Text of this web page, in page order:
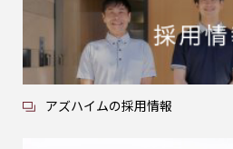
アズハイムの採用情報